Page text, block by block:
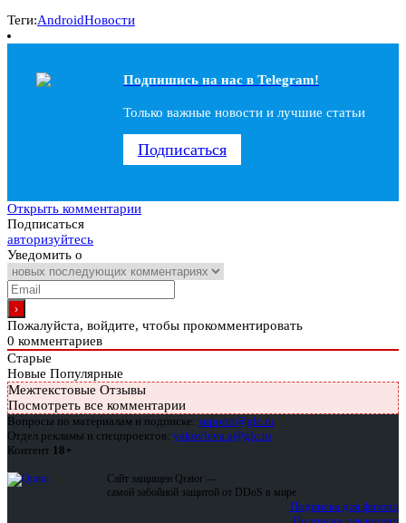
Теги:AndroidНовости
Подпишись на наc в Telegram!
Только важные новости и лучшие статьи
Подписаться
Открыть комментарии
Подписаться
авторизуйтесь
Уведомить о
Пожалуйста, войдите, чтобы прокомментировать
0 комментариев
Старые
Новые Популярные
Межтекстовые Отзывы
Посмотреть все комментарии
Вопросы по материалам и подписке: support@glc.ru
Отдел рекламы и спецпроектов: yakovleva.a@glc.ru
Контент 18+
Сайт защищен Qrator —
самой забойной защитой от DDoS в мире
Подписка для физлиц